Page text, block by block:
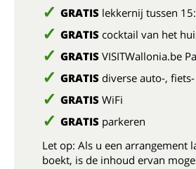
GRATIS lekkernij tussen
GRATIS cocktail van het
GRATIS VISITWallonia.be
GRATIS diverse auto-,
GRATIS WiFi
GRATIS parkeren
Let op: Als u een arrangement
boekt, is de inhoud ervan